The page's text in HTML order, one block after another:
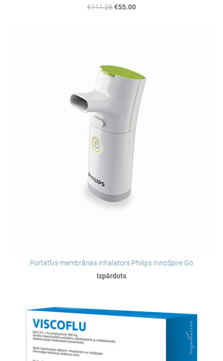
€111.28€55.00
Portatīvs membrānas inhalators Philips InnoSpire Go
Izpārdots